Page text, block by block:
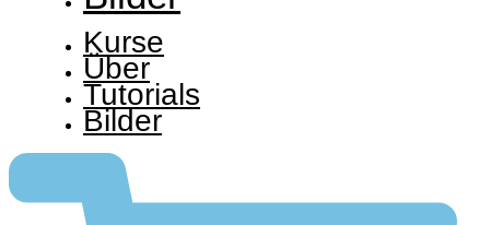
Kurse
Über
Tutorials
Bilder